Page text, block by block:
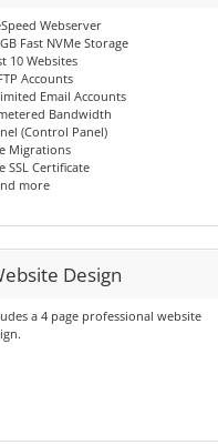
Webserver
Fast NVMe Storage
10 Websites
Accounts
Email Accounts
Bandwidth
(Control Panel)
Migrations
SSL Certificate
more
Design
a 4 page professional website